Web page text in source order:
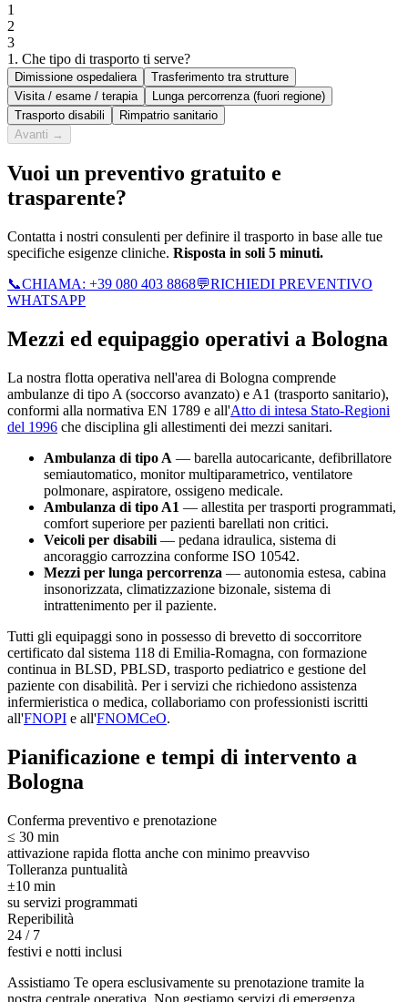
1
2
3
1. Che tipo di trasporto ti serve?
Dimissione ospedaliera
Trasferimento tra strutture
Visita / esame / terapia
Lunga percorrenza (fuori regione)
Trasporto disabili
Rimpatrio sanitario
Avanti →
Vuoi un preventivo gratuito e
trasparente?
Contatta i nostri consulenti per definire il trasporto in base alle tue
specifiche esigenze cliniche. Risposta in soli 5 minuti.
📞CHIAMA: +39 080 403 8868💬RICHIEDI PREVENTIVO
WHATSAPP
Mezzi ed equipaggio operativi a Bologna
La nostra flotta operativa nell'area di Bologna comprende
ambulanze di tipo A (soccorso avanzato) e A1 (trasporto sanitario),
conformi alla normativa EN 1789 e all'Atto di intesa Stato-Regioni
del 1996 che disciplina gli allestimenti dei mezzi sanitari.
Ambulanza di tipo A — barella autocaricante, defibrillatore
semiautomatico, monitor multiparametrico, ventilatore
polmonare, aspiratore, ossigeno medicale.
Ambulanza di tipo A1 — allestita per trasporti programmati,
comfort superiore per pazienti barellati non critici.
Veicoli per disabili — pedana idraulica, sistema di
ancoraggio carrozzina conforme ISO 10542.
Mezzi per lunga percorrenza — autonomia estesa, cabina
insonorizzata, climatizzazione bizonale, sistema di
intrattenimento per il paziente.
Tutti gli equipaggi sono in possesso di brevetto di soccorritore
certificato dal sistema 118 di Emilia-Romagna, con formazione
continua in BLSD, PBLSD, trasporto pediatrico e gestione del
paziente con disabilità. Per i servizi che richiedono assistenza
infermieristica o medica, collaboriamo con professionisti iscritti
all'FNOPI e all'FNOMCeO.
Pianificazione e tempi di intervento a
Bologna
Conferma preventivo e prenotazione
≤ 30 min
attivazione rapida flotta anche con minimo preavviso
Tolleranza puntualità
±10 min
su servizi programmati
Reperibilità
24 / 7
festivi e notti inclusi
Assistiamo Te opera esclusivamente su prenotazione tramite la
nostra centrale operativa. Non gestiamo servizi di emergenza